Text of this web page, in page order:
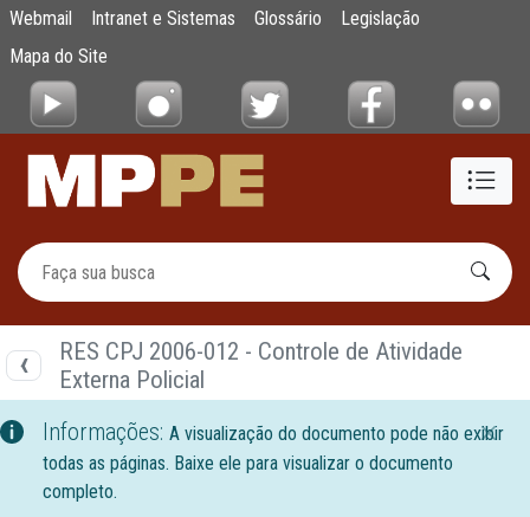
Pular para o Conteúdo principal
Documentos
Webmail Intranet e Sistemas Glossário
Legislação
Mapa do Site
RES CPJ 2006-012 - Controle de Atividade
Externa Policial
Informações: A visualização do documento pode não exibir
todas as páginas. Baixe ele para visualizar o documento
completo.